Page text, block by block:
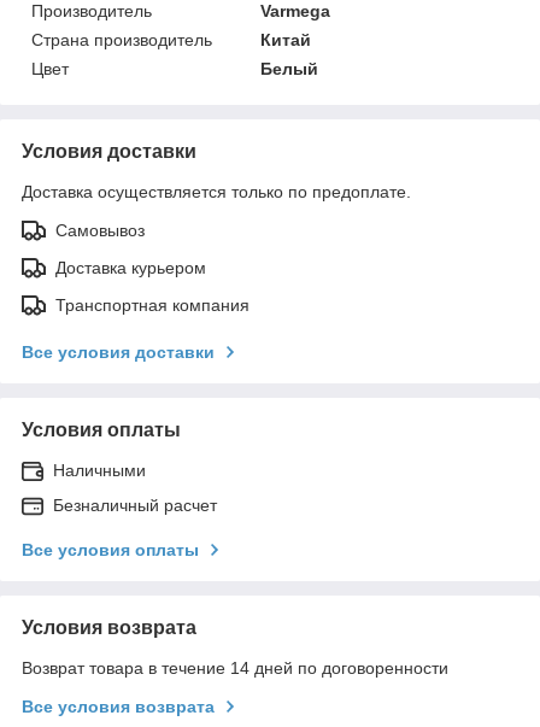
Производитель
Varmega
Страна производитель
Китай
Цвет
Белый
Условия доставки
Доставка осуществляется только по предоплате.
Самовывоз
Доставка курьером
Транспортная компания
Все условия доставки
Условия оплаты
Наличными
Безналичный расчет
Все условия оплаты
Условия возврата
Возврат товара в течение 14 дней по договоренности
Все условия возврата